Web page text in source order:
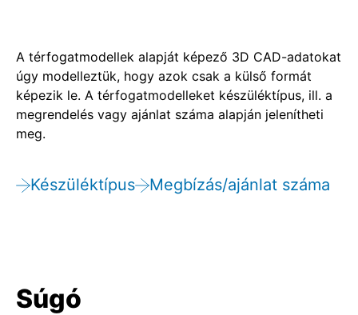
A térfogatmodellek alapját képező 3D CAD-adatokat
úgy modelleztük, hogy azok csak a külső formát
képezik le. A térfogatmodelleket készüléktípus, ill. a
megrendelés vagy ajánlat száma alapján jelenítheti
meg.
Készüléktípus Megbízás/ajánlat száma
Súgó